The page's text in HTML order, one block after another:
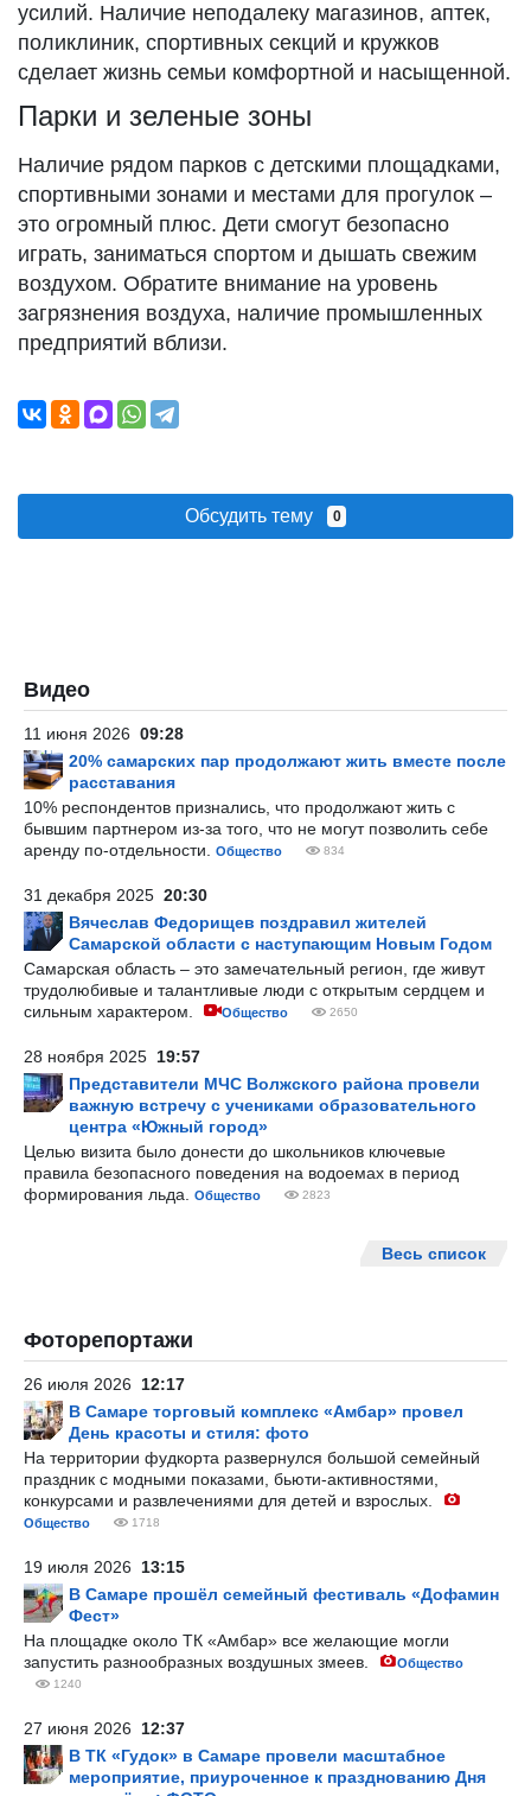
усилий. Наличие неподалеку магазинов, аптек,
поликлиник, спортивных секций и кружков
сделает жизнь семьи комфортной и насыщенной.
Парки и зеленые зоны
Наличие рядом парков с детскими площадками,
спортивными зонами и местами для прогулок –
это огромный плюс. Дети смогут безопасно
играть, заниматься спортом и дышать свежим
воздухом. Обратите внимание на уровень
загрязнения воздуха, наличие промышленных
предприятий вблизи.
Обсудить тему 0
Видео
11 июня 2026 09:28
20% самарских пар продолжают жить вместе после
расставания
10% респондентов признались, что продолжают жить с
бывшим партнером из-за того, что не могут позволить себе
аренду по-отдельности.
Общество 834
31 декабря 2025 20:30
Вячеслав Федорищев поздравил жителей
Самарской области с наступающим Новым Годом
Самарская область – это замечательный регион, где живут
трудолюбивые и талантливые люди с открытым сердцем и
сильным характером.
Общество 2650
28 ноября 2025 19:57
Представители МЧС Волжского района провели
важную встречу с учениками образовательного
центра «Южный город»
Целью визита было донести до школьников ключевые
правила безопасного поведения на водоемах в период
формирования льда.
Общество 2823
Весь список
Фоторепортажи
26 июля 2026 12:17
В Самаре торговый комплекс «Амбар» провел
День красоты и стиля: фото
На территории фудкорта развернулся большой семейный
праздник с модными показами, бьюти-активностями,
конкурсами и развлечениями для детей и взрослых.
Общество 1718
19 июля 2026 13:15
В Самаре прошёл семейный фестиваль «Дофамин
Фест»
На площадке около ТК «Амбар» все желающие могли
запустить разнообразных воздушных змеев.
Общество
1240
27 июня 2026 12:37
В ТК «Гудок» в Самаре провели масштабное
мероприятие, приуроченное к празднованию Дня